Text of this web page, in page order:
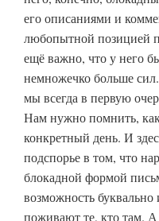
его описаниями и
любопытной позицией
ещё важно, что у него
немножечко больше
мы всегда в первую
Нам нужно помнить, как
конкретный день. И
подспорье в том, что
блокадной формой
возможность буквально
поживают те, кто там.